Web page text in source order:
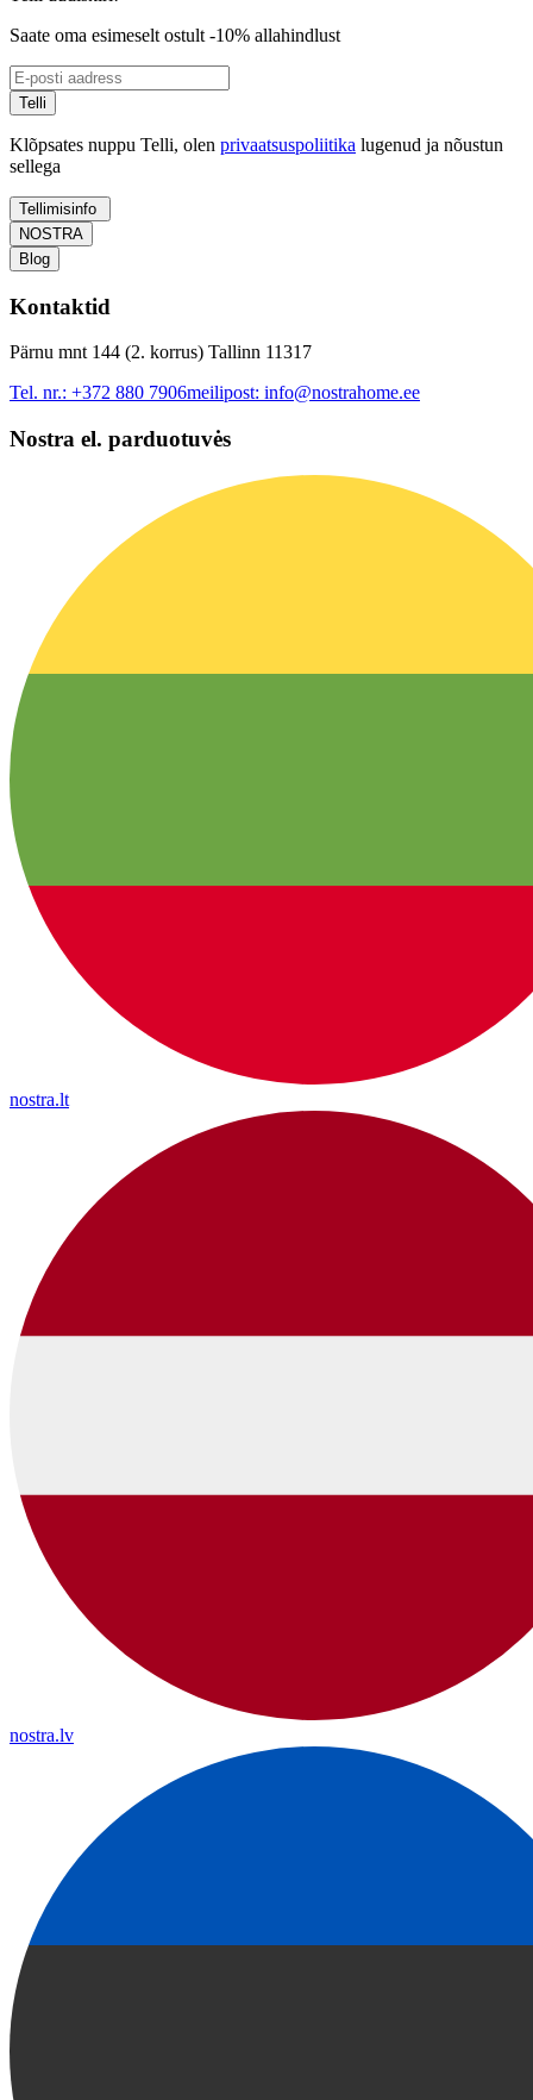
Saate oma esimeselt ostult -10% allahindlust
Telli
Klõpsates nuppu Telli, olen privaatsuspoliitika lugenud ja nõustun
sellega
Tellimisinfo
NOSTRA
Blog
Kontaktid
Pärnu mnt 144 (2. korrus) Tallinn 11317
Tel. nr.: +372 880 7906meilipost: info@nostrahome.ee
Nostra el. parduotuvės
nostra.lt
nostra.lv